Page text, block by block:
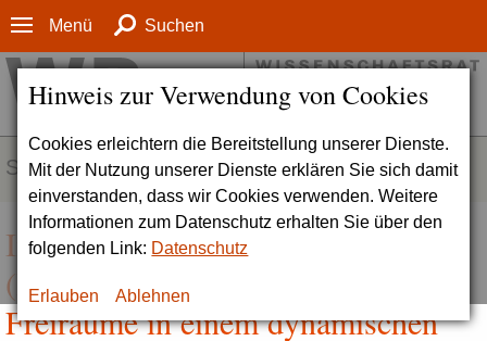
Hinweis zur Verwendung von Cookies
Cookies erleichtern die Bereitstellung unserer Dienste.
Mit der Nutzung unserer Dienste erklären Sie sich damit
einverstanden, dass wir Cookies verwenden. Weitere
Informationen zum Datenschutz erhalten Sie über den
folgenden Link: Datenschutz
Erlauben Ablehnen
Menü Suchen
SERVICE
Institutes for Advanced Studies
(IAS) in Deutschland – Orte für
Freiräume in einem dynamischen